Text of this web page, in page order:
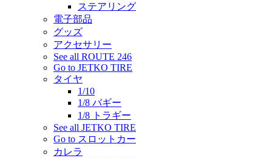
ステアリング
電子部品
グッズ
アクセサリー
See all ROUTE 246
Go to JETKO TIRE
タイヤ
1/10
1/8 バギー
1/8 トラギー
See all JETKO TIRE
Go to スロットカー
カレラ